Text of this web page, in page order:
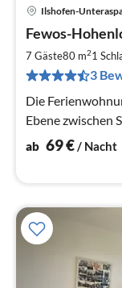
Ilshofen-
Fewos-
7 Gäste80 m21
3
Die
Ebene zwischen
ab 69€/ Nacht